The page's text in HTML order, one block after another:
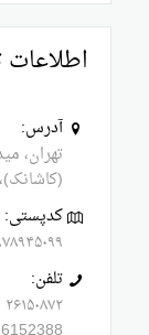
آدرس:
تهران،
(کاشانک)، پلاک ۲۶۷،
کدپستی:
تلفن:
۲۶۱۵۰۸۷۲ (۹۸۲۱+)